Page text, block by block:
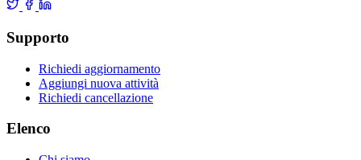
Supporto
Richiedi aggiornamento
Aggiungi nuova attività
Richiedi cancellazione
Elenco